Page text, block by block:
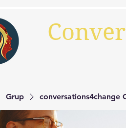
Grup conversations4change